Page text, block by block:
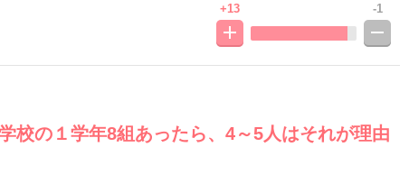
+13 -1
校の１学年8組あったら、4～5人はそれが理由